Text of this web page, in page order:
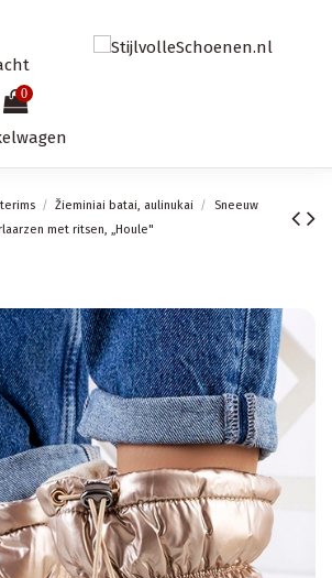
0
Žieminiai batai, aulinukai
Sneeuw
met ritsen, „Houle"